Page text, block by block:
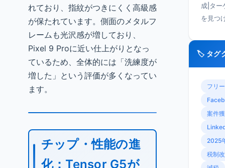
れており、指紋がつきにくく高級感
が保たれています。側面のメタルフ
レームも光沢感が増しており、
Pixel 9 Proに近い仕上がりとなっ
ているため、全体的には「洗練度が
増した」という評価が多くなってい
ます。
チップ・性能の進
化：Tensor G5が
成|ター
を見つ
🏷️ タグ
フリ
案件
2025
税制